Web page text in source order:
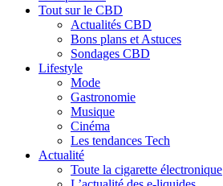
Tout sur le CBD
Actualités CBD
Bons plans et Astuces
Sondages CBD
Lifestyle
Mode
Gastronomie
Musique
Cinéma
Les tendances Tech
Actualité
Toute la cigarette électronique